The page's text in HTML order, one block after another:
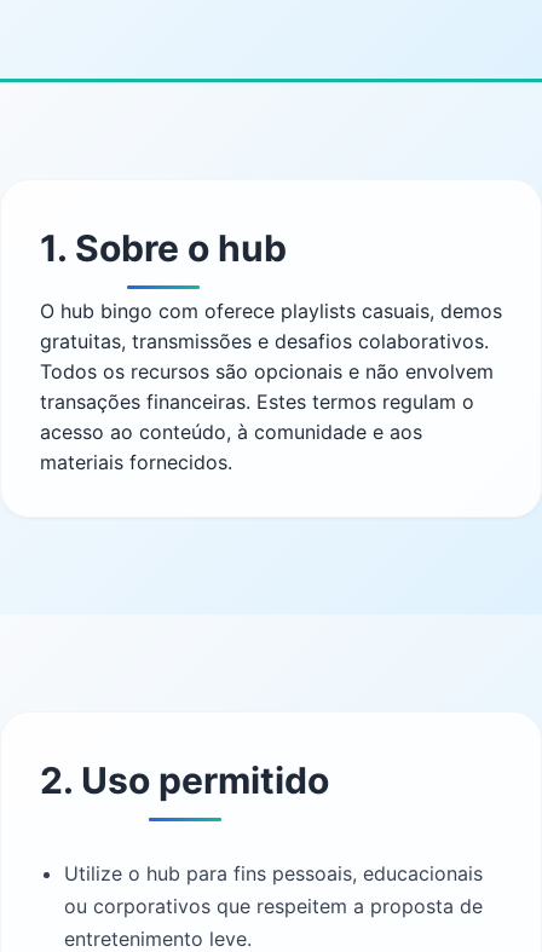
1. Sobre o hub
O hub bingo com oferece playlists casuais, demos
gratuitas, transmissões e desafios colaborativos.
Todos os recursos são opcionais e não envolvem
transações financeiras. Estes termos regulam o
acesso ao conteúdo, à comunidade e aos
materiais fornecidos.
2. Uso permitido
Utilize o hub para fins pessoais, educacionais
ou corporativos que respeitem a proposta de
entretenimento leve.